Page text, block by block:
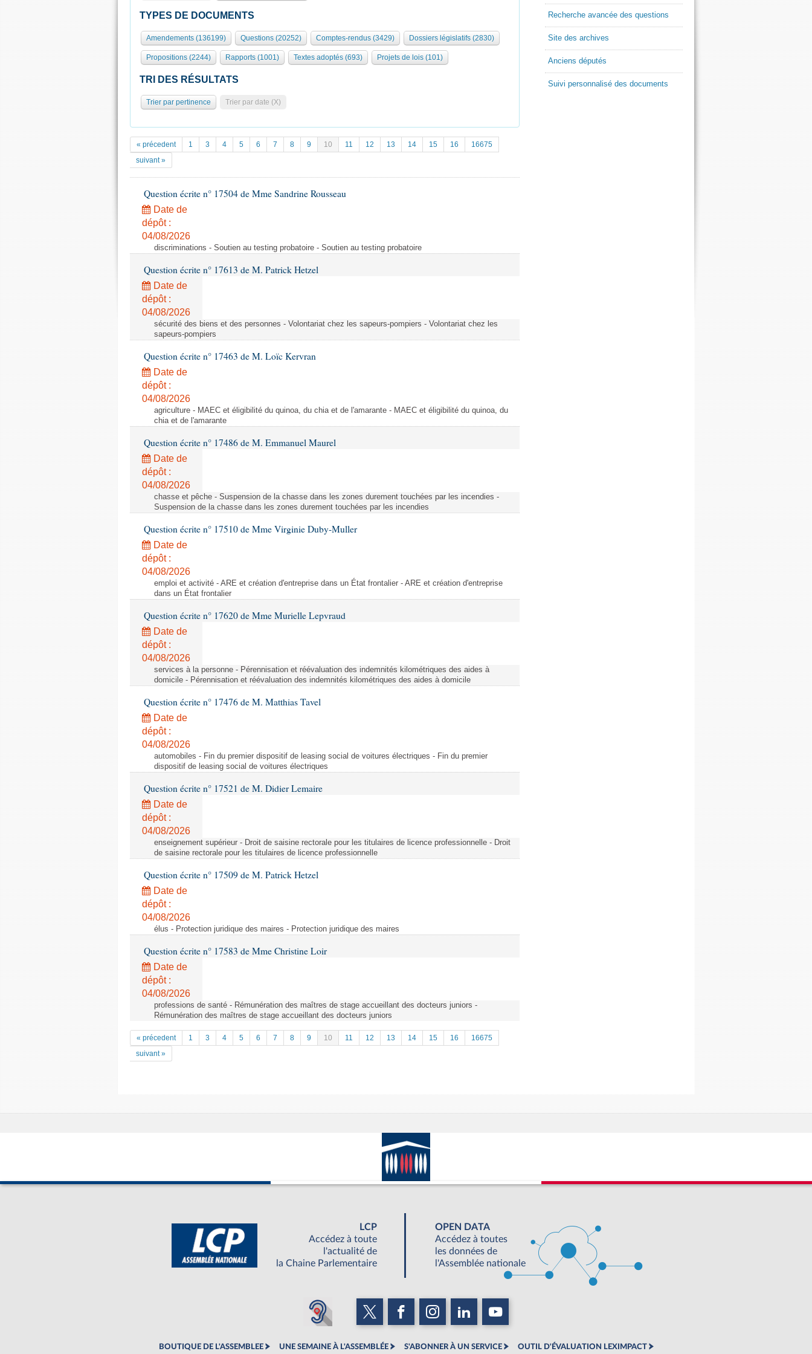
TYPES DE DOCUMENTS
Amendements (136199) Questions (20252) Comptes-rendus (3429) Dossiers législatifs (2830)
Propositions (2244) Rapports (1001) Textes adoptés (693) Projets de lois (101)
TRI DES RÉSULTATS
Trier par pertinence Trier par date (X)
« précedent 1 3 4 5 6 7 8 9 10 11 12 13 14 15 16
16675
suivant »
Question écrite n° 17504 de Mme Sandrine Rousseau
Date de
dépôt :
04/08/2026
discriminations - Soutien au testing probatoire - Soutien au testing probatoire
Question écrite n° 17613 de M. Patrick Hetzel
Date de
dépôt :
04/08/2026
sécurité des biens et des personnes - Volontariat chez les sapeurs-pompiers - Volontariat chez les
sapeurs-pompiers
Question écrite n° 17463 de M. Loïc Kervran
Date de
dépôt :
04/08/2026
agriculture - MAEC et éligibilité du quinoa, du chia et de l'amarante - MAEC et éligibilité du quinoa, du
chia et de l'amarante
Question écrite n° 17486 de M. Emmanuel Maurel
Date de
dépôt :
04/08/2026
chasse et pêche - Suspension de la chasse dans les zones durement touchées par les incendies -
Suspension de la chasse dans les zones durement touchées par les incendies
Question écrite n° 17510 de Mme Virginie Duby-Muller
Date de
dépôt :
04/08/2026
emploi et activité - ARE et création d'entreprise dans un État frontalier - ARE et création d'entreprise
dans un État frontalier
Question écrite n° 17620 de Mme Murielle Lepvraud
Date de
dépôt :
04/08/2026
services à la personne - Pérennisation et réévaluation des indemnités kilométriques des aides à
domicile - Pérennisation et réévaluation des indemnités kilométriques des aides à domicile
Question écrite n° 17476 de M. Matthias Tavel
Date de
dépôt :
04/08/2026
automobiles - Fin du premier dispositif de leasing social de voitures électriques - Fin du premier
dispositif de leasing social de voitures électriques
Question écrite n° 17521 de M. Didier Lemaire
Date de
dépôt :
04/08/2026
enseignement supérieur - Droit de saisine rectorale pour les titulaires de licence professionnelle - Droit
de saisine rectorale pour les titulaires de licence professionnelle
Question écrite n° 17509 de M. Patrick Hetzel
Date de
dépôt :
04/08/2026
élus - Protection juridique des maires - Protection juridique des maires
Question écrite n° 17583 de Mme Christine Loir
Date de
dépôt :
04/08/2026
professions de santé - Rémunération des maîtres de stage accueillant des docteurs juniors -
Rémunération des maîtres de stage accueillant des docteurs juniors
« précedent 1 3 4 5 6 7 8 9 10 11 12 13 14 15 16
16675
suivant »
Recherche avancée des questions
Site des archives
Anciens députés
Suivi personnalisé des documents
LCP
Accédez à toute
l'actualité de
la Chaine Parlementaire
OPEN DATA
Accédez à toutes
les données de
l'Assemblée nationale
BOUTIQUE DE L'ASSEMBLEE UNE SEMAINE À L'ASSEMBLÉE S'ABONNER À UN SERVICE OUTIL D'ÉVALUATION LEXIMPACT